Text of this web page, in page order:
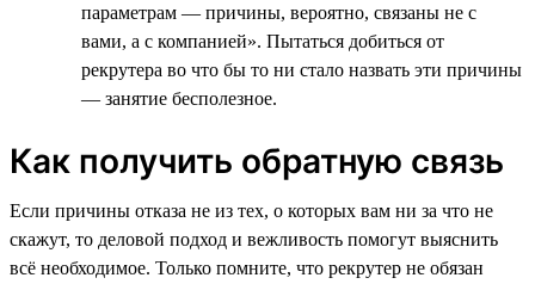
параметрам — причины, вероятно, связаны не с
вами, а с компанией». Пытаться добиться от
рекрутера во что бы то ни стало назвать эти причины
— занятие бесполезное.
Как получить обратную связь
Если причины отказа не из тех, о которых вам ни за что не
скажут, то деловой подход и вежливость помогут выяснить
всё необходимое. Только помните, что рекрутер не обязан